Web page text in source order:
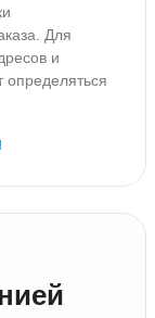
Для
и
определяться